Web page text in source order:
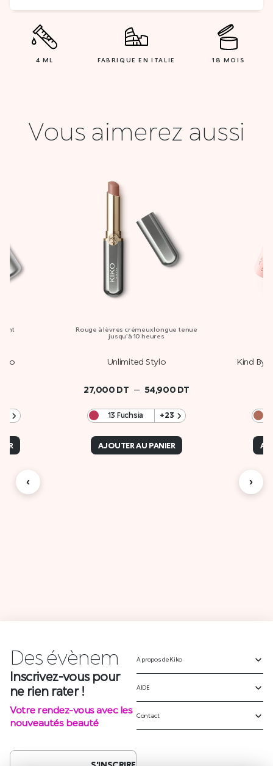
4 ML FABRIQUE EN ITALIE 18 MOIS
Vous aimerez aussi
Rouge à lèvres crémeux longue tenue
jusqu’à 10 heures
Unlimited Stylo
27,000 DT – 54,900 DT
13 Fuchsia +23
AJOUTER AU PANIER
Kind By
‹ ›
évènemen
Inscrivez-vous pour
ne rien rater !
Votre rendez-vous avec les
nouveautés beauté
AIDE
Contact